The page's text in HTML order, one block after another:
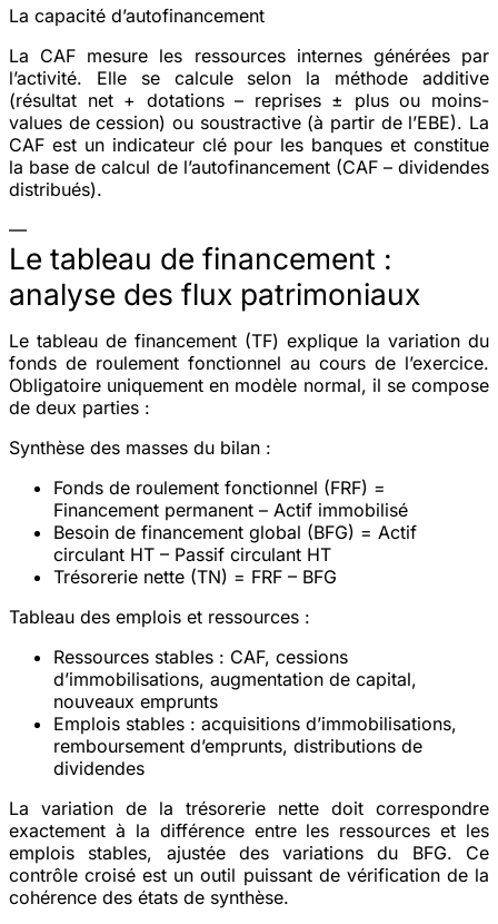
La capacité d’autofinancement
La CAF mesure les ressources internes générées par
l’activité. Elle se calcule selon la méthode additive
(résultat net + dotations – reprises ± plus ou moins-
values de cession) ou soustractive (à partir de l’EBE). La
CAF est un indicateur clé pour les banques et constitue
la base de calcul de l’autofinancement (CAF – dividendes
distribués).
—
Le tableau de financement :
analyse des flux patrimoniaux
Le tableau de financement (TF) explique la variation du
fonds de roulement fonctionnel au cours de l’exercice.
Obligatoire uniquement en modèle normal, il se compose
de deux parties :
Synthèse des masses du bilan :
Fonds de roulement fonctionnel (FRF) =
Financement permanent – Actif immobilisé
Besoin de financement global (BFG) = Actif
circulant HT – Passif circulant HT
Trésorerie nette (TN) = FRF – BFG
Tableau des emplois et ressources :
Ressources stables : CAF, cessions
d’immobilisations, augmentation de capital,
nouveaux emprunts
Emplois stables : acquisitions d’immobilisations,
remboursement d’emprunts, distributions de
dividendes
La variation de la trésorerie nette doit correspondre
exactement à la différence entre les ressources et les
emplois stables, ajustée des variations du BFG. Ce
contrôle croisé est un outil puissant de vérification de la
cohérence des états de synthèse.